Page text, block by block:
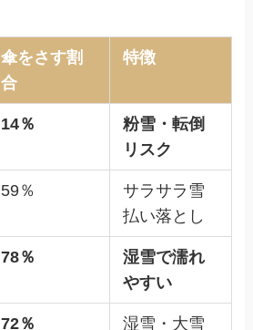
傘をさす割
合
特徴
14％
粉雪・転倒
リスク
59％
サラサラ雪
払い落とし
78％
湿雪で濡れ
やすい
72％ 湿雪・大雪